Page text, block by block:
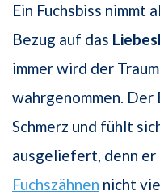
Ein Fuchsbiss nimmt
Bezug auf das
immer wird der
wahrgenommen.
Schmerz und fühlt
ausgeliefert, denn er
Fuchszähnen nicht